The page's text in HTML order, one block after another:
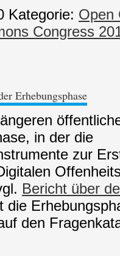
Kategorie: Open
Congress
Erhebungsphase
in der die
zur
Bericht über
die
den